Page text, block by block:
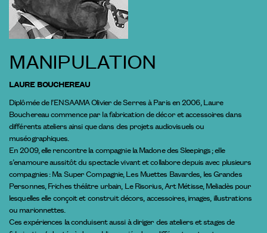
MANIPULATION
LAURE BOUCHEREAU
Diplômée de l’ENSAAMA Olivier de Serres à Paris en 2006, Laure
Bouchereau commence par la fabrication de décor et accessoires dans
différents ateliers ainsi que dans des projets audiovisuels ou
muséographiques.
En 2009, elle rencontre la compagnie la Madone des Sleepings ; elle
s’enamoure aussitôt du spectacle vivant et collabore depuis avec plusieurs
compagnies : Ma Super Compagnie, Les Muettes Bavardes, les Grandes
Personnes, Friches théâtre urbain, Le Risorius, Art Métisse, Meliadès pour
lesquelles elle conçoit et construit décors, accessoires, images, illustrations
ou marionnettes.
Ces expériences la conduisent aussi à diriger des ateliers et stages de